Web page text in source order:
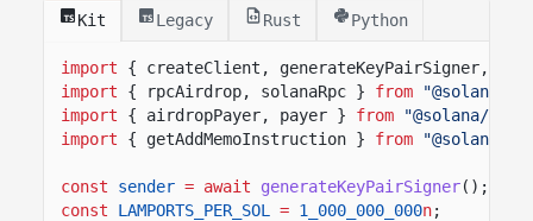
Kit Legacy Rust Python
import
{ createClient, generateKeyPairSigner,
import
{ rpcAirdrop, solanaRpc } from
"@solana/
import
{ airdropPayer, payer } from
"@solana/
import
{ getAddMemoInstruction } from "@solana-
const sender = await generateKeyPairSigner();
const
LAMPORTS_PER_SOL = 1_000_000_000n;